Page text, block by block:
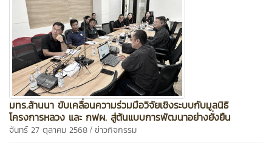
มทร.ล้านนา ขับเคลื่อนความร่วมมือวิจัยเชิงระบบกับมูลนิธิ
โครงการหลวง และ กฟผ. สู่ต้นแบบการพัฒนาอย่างยั่งยืน
จันทร์ 27 ตุลาคม 2568 / ข่าวกิจกรรม